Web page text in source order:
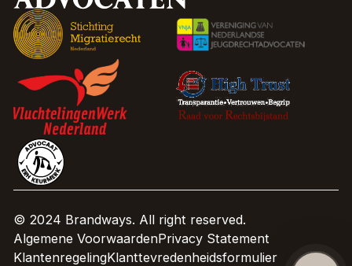
© 2024 Brandways. All right reserved.
Algemene VoorwaardenPrivacy Statement
KlantenregelingKlanttevredenheidsformulier